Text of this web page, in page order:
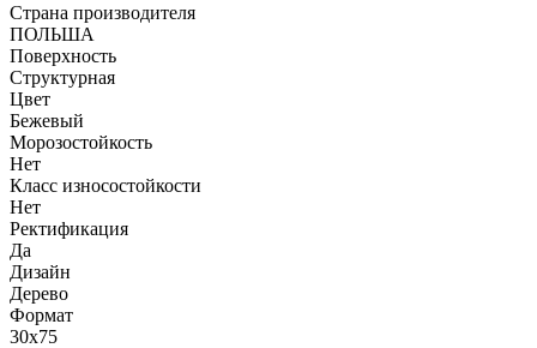
Страна производителя
ПОЛЬША
Поверхность
Структурная
Цвет
Бежевый
Морозостойкость
Нет
Класс износостойкости
Нет
Ректификация
Да
Дизайн
Дерево
Формат
30x75